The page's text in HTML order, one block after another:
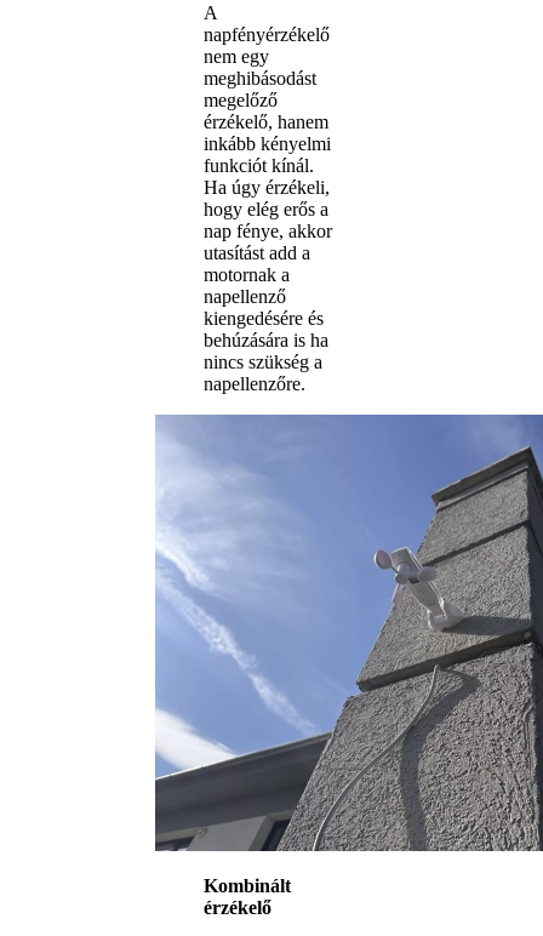
A
napfényérzékelő
nem egy
meghibásodást
megelőző
érzékelő, hanem
inkább kényelmi
funkciót kínál.
Ha úgy érzékeli,
hogy elég erős a
nap fénye, akkor
utasítást add a
motornak a
napellenző
kiengedésére és
behúzására is ha
nincs szükség a
napellenzőre.
Kombinált
érzékelő